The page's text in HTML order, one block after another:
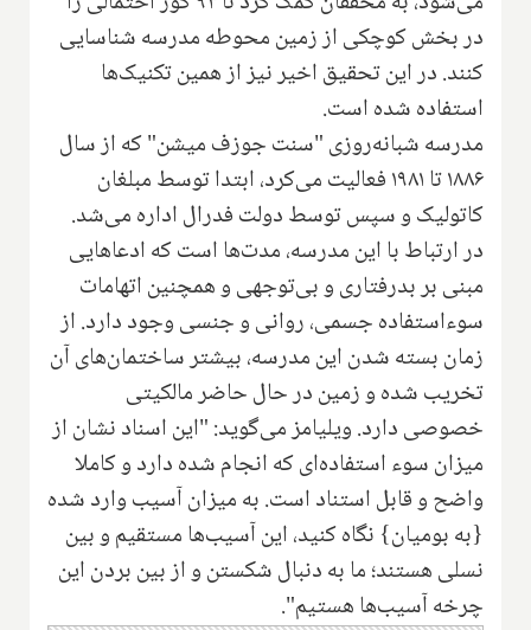
در بخش کوچکی از زمین محوطه مدرسه شناسایی
کنند. در این تحقیق اخیر نیز از همین تکنیک‌ها
استفاده شده است.
مدرسه ‌شبانه‌روزی‌‌ "سنت جوزف میشن‌" که از سال
۱۸۸۶ تا ۱۹۸۱ فعالیت می‌کرد، ابتدا توسط مبلغان
کاتولیک و سپس توسط دولت فدرال اداره می‌شد.
در ارتباط با این مدرسه، مدت‌ها است که ادعاهایی
مبنی بر بدرفتاری و بی‌توجهی‌ و همچنین اتهامات
سوءاستفاده جسمی، روانی و جنسی وجود دارد. از
زمان بسته شدن این مدرسه، بیشتر ساختمان‌های آن
تخریب شده و زمین در حال حاضر مالکیتی
خصوصی دارد. ویلیامز می‌گوید: "این اسناد نشان از
‌میزان سوء ‌‌استفاده‌ای که انجام شده دارد و کاملا
واضح و قابل استناد است. ‌به میزان آسیب وارد شده
{به بومیان} نگاه کنید، این آسیب‌ها مستقیم و بین
نسلی هستند؛ ما‌ به دنبال شکستن و از بین بردن این
چرخه آسیب‌ها هستیم".‌